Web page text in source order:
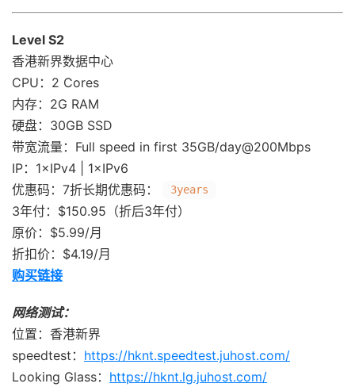
Level S2
香港新界数据中心
CPU：2 Cores
内存：2G RAM
硬盘：30GB SSD
带宽流量：Full speed in first 35GB/day@200Mbps
IP：1×IPv4 | 1×IPv6
优惠码：7折长期优惠码：
3years
3年付：$150.95（折后3年付）
原价：$5.99/月
折扣价：$4.19/月
购买链接
网络测试：
位置：香港新界
speedtest： https://hknt.speedtest.juhost.com/
Looking Glass： https://hknt.lg.juhost.com/